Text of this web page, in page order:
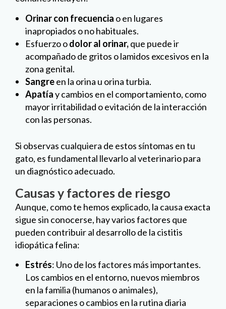
Orinar con frecuencia o en lugares
inapropiados o no habituales.
Esfuerzo odolor al orinar,que puede ir
acompañado de gritos o lamidos excesivos en la
zona genital.
Sangreen la orina u orina turbia.
Apatíay cambios en el comportamiento, como
mayor irritabilidad o evitación de la interacción
con las personas.
Si observas cualquiera de estos síntomas en tu
gato, es fundamental llevarlo al veterinario para
un diagnóstico adecuado.
Causas y factores de riesgo
Aunque, como te hemos explicado, la causa exacta
sigue sin conocerse, hay varios factores que
pueden contribuir al desarrollo de la cistitis
idiopática felina:
Estrés: Uno de los factores más importantes.
Los cambios en el entorno, nuevos miembros
en la familia (humanos o animales),
separaciones o cambios en la rutina diaria